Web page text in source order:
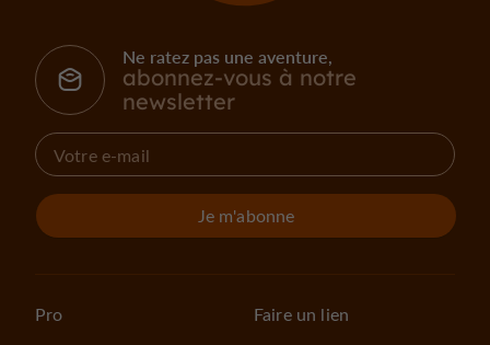
Ne ratez pas une aventure,
abonnez-vous à notre
newsletter
Je m'abonne
Pro
Faire un lien